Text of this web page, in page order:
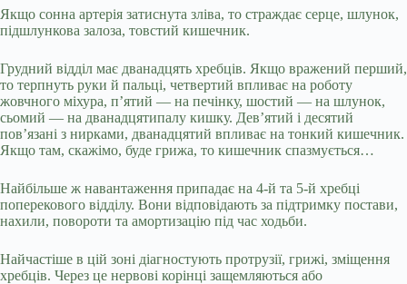
Якщо сонна артерія затиснута зліва, то страждає серце, шлунок,
підшлункова залоза, товстий кишечник.
Грудний відділ має дванадцять хребців. Якщо вражений перший,
то терпнуть руки й пальці, четвертий впливає на роботу
жовчного міхура, п’ятий — на печінку, шостий — на шлунок,
сьомий — на дванадцятипалу кишку. Дев’ятий і десятий
пов’язані з нирками, дванадцятий впливає на тонкий кишечник.
Якщо там, скажімо, буде грижа, то кишечник спазмується…
Найбільше ж навантаження припадає на 4-й та 5-й хребці
поперекового відділу. Вони відповідають за підтримку постави,
нахили, повороти та амортизацію під час ходьби.
Найчастіше в цій зоні діагностують протрузії, грижі, зміщення
хребців. Через це нервові корінці защемляються або